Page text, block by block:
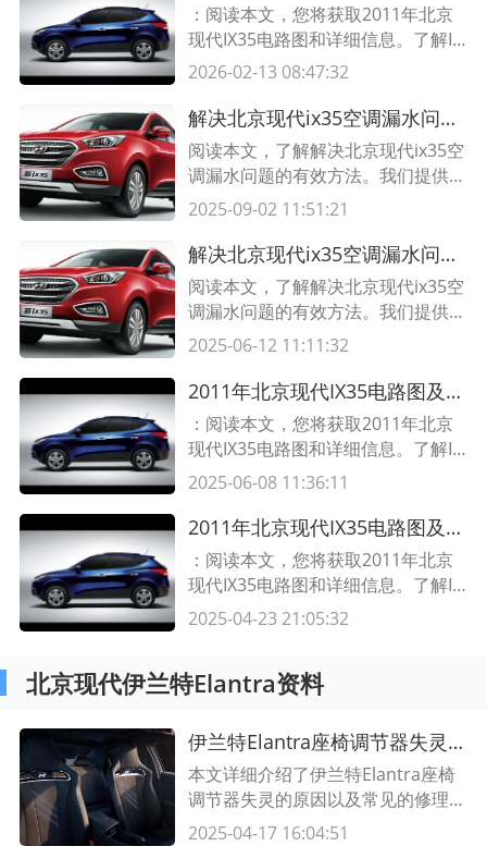
：阅读本文，您将获取2011年北京
现代IX35电路图和详细信息。了解IX
35电路图，可以帮助您更好地了解
中，我们将提供包含表格的详细电路
图描述，帮助您更快地找到感兴趣的
信息。
2026-02-13 08:47:32
解决北京现代ix35空调漏水问题的有效方法
阅读本文，了解解决北京现代ix35空
调漏水问题的有效方法。我们提供了
一些实用的解决办法和技巧，以帮助
2025-09-02 11:51:21
解决北京现代ix35空调漏水问题的有效方法
阅读本文，了解解决北京现代ix35空
调漏水问题的有效方法。我们提供了
一些实用的解决办法和技巧，以帮助
2025-06-12 11:11:32
2011年北京现代IX35电路图及信息综述
：阅读本文，您将获取2011年北京
现代IX35电路图和详细信息。了解IX
35电路图，可以帮助您更好地了解
中，我们将提供包含表格的详细电路
图描述，帮助您更快地找到感兴趣的
信息。
2025-06-08 11:36:11
2011年北京现代IX35电路图及信息综述
：阅读本文，您将获取2011年北京
现代IX35电路图和详细信息。了解IX
35电路图，可以帮助您更好地了解
图描述，帮助您更快地找到感兴趣的
2025-04-23 21:05:32
北京现代伊兰特Elantra资料
伊兰特Elantra座椅调节器失灵的原因与修理技巧
本文详细介绍了伊兰特Elantra座椅
调节器失灵的原因以及常见的修理技
巧。如果你的座椅调节器出现问题，
2025-04-17 16:04:51